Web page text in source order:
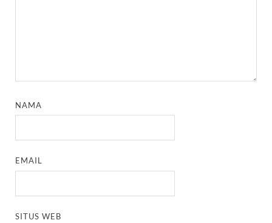
NAMA
EMAIL
SITUS WEB